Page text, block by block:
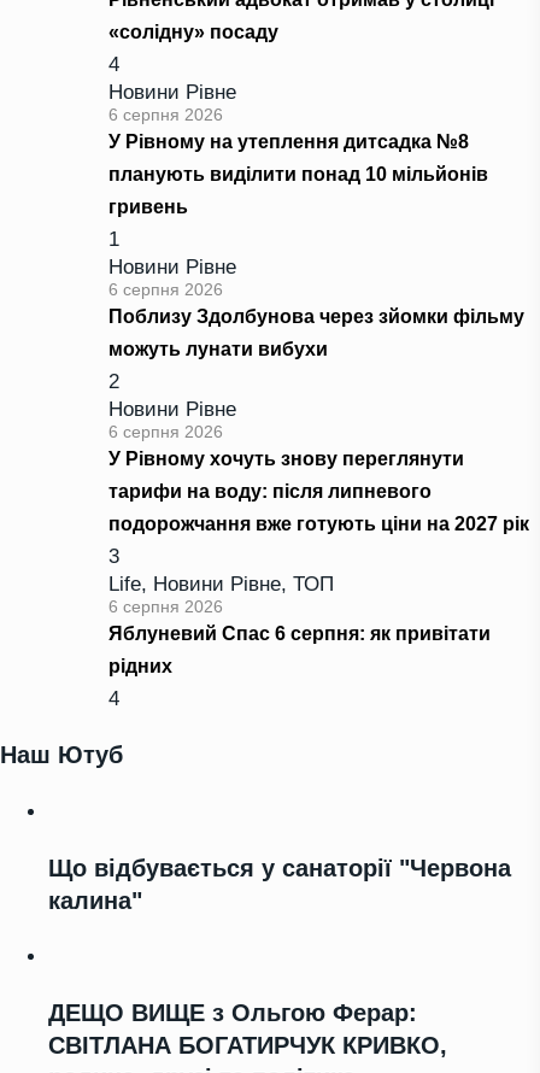
«солідну» посаду
4
Новини Рівне
6 серпня 2026
У Рівному на утеплення дитсадка №8
планують виділити понад 10 мільйонів
гривень
1
Новини Рівне
6 серпня 2026
Поблизу Здолбунова через зйомки фільму
можуть лунати вибухи
2
Новини Рівне
6 серпня 2026
У Рівному хочуть знову переглянути
тарифи на воду: після липневого
подорожчання вже готують ціни на 2027 рік
3
Life, Новини Рівне, ТОП
6 серпня 2026
Яблуневий Спас 6 серпня: як привітати
рідних
4
Наш Ютуб
Що відбувається у санаторії "Червона
калина"
ДЕЩО ВИЩЕ з Ольгою Ферар:
СВІТЛАНА БОГАТИРЧУК КРИВКО,